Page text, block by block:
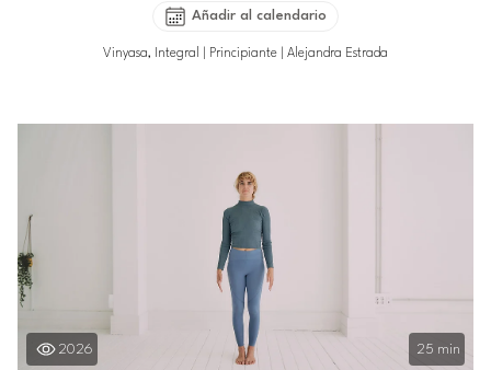
Añadir al calendario
Vinyasa, Integral Principiante Alejandra Estrada
2026 25 min